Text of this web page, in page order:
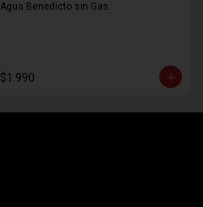
Agua Benedicto sin Gas..
$1.990